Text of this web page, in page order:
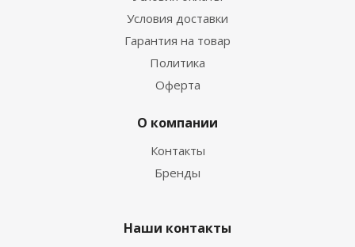
Условия доставки
Гарантия на товар
Политика
Оферта
О компании
Контакты
Бренды
Наши контакты